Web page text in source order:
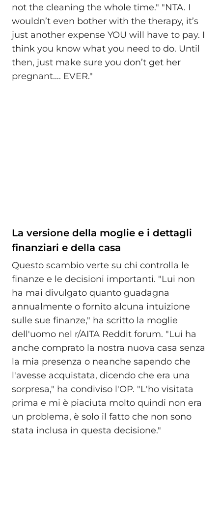
not the cleaning the whole time." "NTA. I
wouldn’t even bother with the therapy, it’s
just another expense YOU will have to pay. I
think you know what you need to do. Until
then, just make sure you don’t get her
pregnant…. EVER."
La versione della moglie e i dettagli
finanziari e della casa
Questo scambio verte su chi controlla le
finanze e le decisioni importanti. "Lui non
ha mai divulgato quanto guadagna
annualmente o fornito alcuna intuizione
sulle sue finanze," ha scritto la moglie
dell'uomo nel r/AITA Reddit forum. "Lui ha
anche comprato la nostra nuova casa senza
la mia presenza o neanche sapendo che
l'avesse acquistata, dicendo che era una
sorpresa," ha condiviso l'OP. "L'ho visitata
prima e mi è piaciuta molto quindi non era
un problema, è solo il fatto che non sono
stata inclusa in questa decisione."